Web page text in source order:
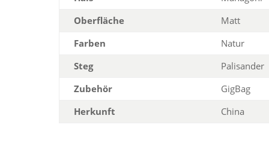
Oberfläche
Matt
Farben
Natur
Steg
Palisander
Zubehör
GigBag
Herkunft
China